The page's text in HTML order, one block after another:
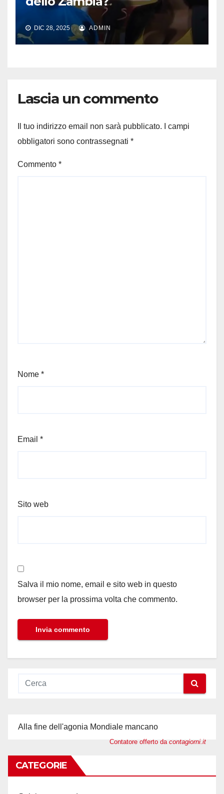
DIC 28, 2025 ADMIN
Lascia un commento
Il tuo indirizzo email non sarà pubblicato.
I campi
obbligatori sono contrassegnati *
Commento *
Nome *
Email *
Sito web
Salva il mio nome, email e sito web in questo
browser per la prossima volta che commento.
Alla fine dell'agonia Mondiale mancano
Contatore offerto da contagiorni.it
CATEGORIE